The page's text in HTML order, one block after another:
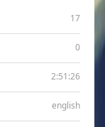
17
0
2:51:26
english